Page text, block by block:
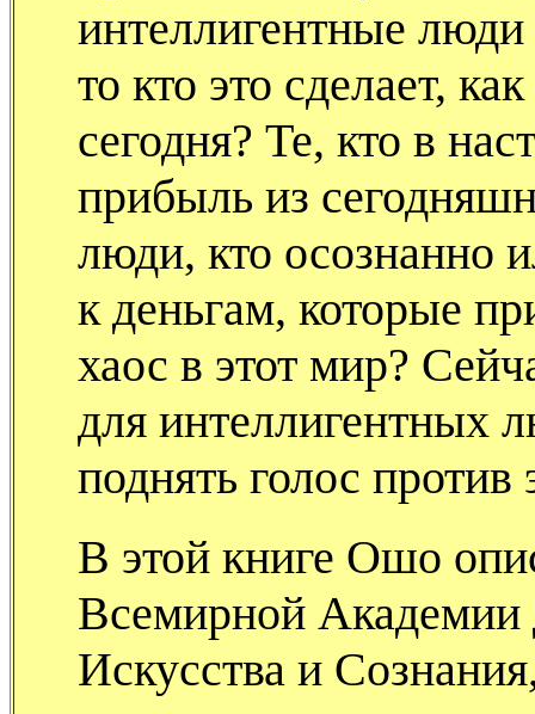
интеллигентные люди
то кто это сделает,
сегодня? Те, кто в
прибыль из
люди, кто осознанно
к деньгам, которые
хаос в этот мир?
для интеллигентных
поднять голос против
В этой книге Ошо
Всемирной Академии
Искусства и